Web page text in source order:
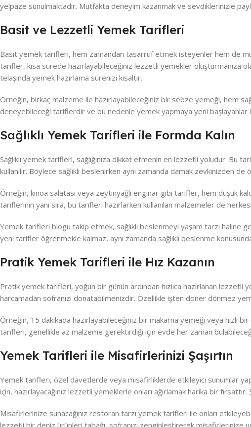
yelpaze sunulmaktadır. Mutfakta deneyim kazanmak ve sevdiklerinizle
Basit ve Lezzetli Yemek Tarifleri
Basit yemek tarifleri, hem zamandan tasarruf etmek isteyenler hem de
tarifler, kısa sürede hazırlayabileceğiniz lezzetli yemekler oluşturmanıza
telaşında yemek hazırlama sürenizi kısaltır.
Örneğin, birkaç malzeme ile hazırlayabileceğiniz bir sebze yemeği, hem
deneyebileceği tariflerdir ve bu nedenle yemek yapmaya yeni başlayanlar
Sağlıklı Yemek Tarifleri ile Formda Kalın
Sağlıklı yemek tarifleri, sağlığınıza dikkat etmenin en lezzetli yoludur.
kullanılır. Böylece sağlıklı beslenirken aynı zamanda damak zevkinizden
Örneğin, kinoa salatası veya zeytinyağlı enginar gibi tarifler, hem düşük
tariflerinin yanı sıra, bu tarifleri hazırlarken kullanılan malzemeler de
Yemek tarifleri blogu takip etmek, sağlıklı beslenmeyi yaşam tarzı haline
yeni tarifler öğrenmekle kalmaz, aynı zamanda sağlıklı beslenme
Pratik Yemek Tarifleri ile Hız Kazanın
Pratik yemek tarifleri, yoğun bir günün ardından hızlıca hazırlanan
harcamadan sofranızı donatabilmenizdir. Özellikle işten döner dönmez
Örneğin, 15 dakikada hazırlayabileceğiniz bir makarna yemeği veya hızlı
tarifleri, genellikle az malzeme gerektirdiği için evde her zaman
Yemek Tarifleri ile Misafirlerinizi Şaşırtın
Yemek tarifleri, özel davetlerde veya misafirliklerde etkileyici sunumlar
için, hazırlayacağınız lezzetli yemeklerle onları ağırlamak harika bir
Misafirlerinize sunacağınız restoran tarzı yemek tarifleri ile onları
lezzetli bir deniz ürünleri tabağı, sofranızı zenginleştirerek misafirlerinize